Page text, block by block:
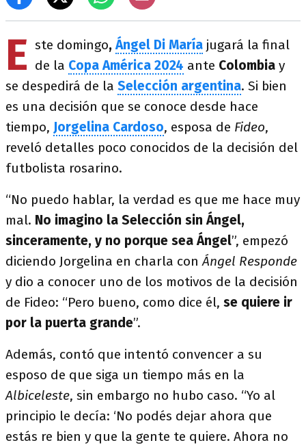
E ste domingo,Ángel Di María jugará la final
de la Copa América 2024 ante Colombia y
se despedirá de la Selección argentina. Si bien
es una decisión que se conoce desde hace
tiempo, Jorgelina Cardoso, esposa de Fideo,
reveló detalles poco conocidos de la decisión del
futbolista rosarino.
“No puedo hablar, la verdad es que me hace muy
mal. No imagino la Selección sin Ángel,
sinceramente, y no porque sea Ángel”, empezó
diciendo Jorgelina en charla conÁngel Responde
y dio a conocer uno de los motivos de la decisión
de Fideo: “Pero bueno, como dice él, se quiere ir
por la puerta grande”.
Además, contó que intentó convencer a su
esposo de que siga un tiempo más en la
Albiceleste, sin embargo no hubo caso. “Yo al
principio le decía: ‘No podés dejar ahora que
estás re bien y que la gente te quiere. Ahora no